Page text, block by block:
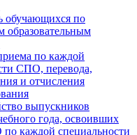
обучающихся по
образовательным
по каждой
СПО, перевода,
и отчисления
выпускников
года, освоивших
каждой специальности